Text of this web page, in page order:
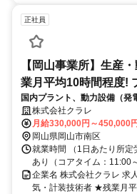
正社員
【岡山事業所】生産
業月平均10時間程度!
国内プラント、動力設備（発
計装技術を担っていただきま
を目指し、他社にない独自製
株式会社クラレ
月給330,000円～450,000円
岡山県岡山市南区
就業時間 （1日あたり所定
あり（コアタイム：11:00
企業名 株式会社クラレ 求
気・計装技術者 ★残業月